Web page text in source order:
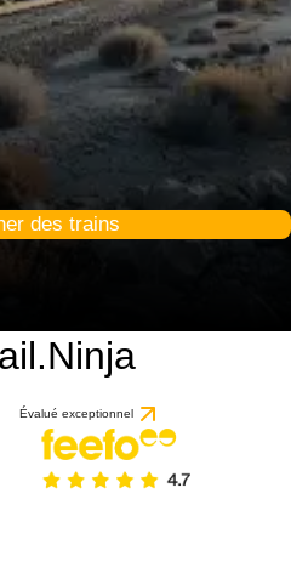
des trains
Évalué exceptionnel basé sur 1 avis